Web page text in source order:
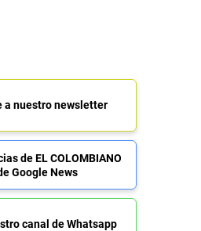
a nuestro newsletter
de EL COLOMBIANO
Google News
canal de Whatsapp